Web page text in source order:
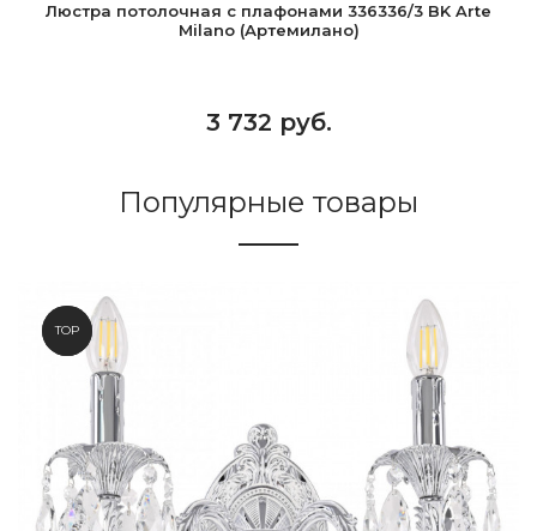
Люстра потолочная с плафонами 336336/3 BK Arte
Milano (Артемилано)
3 732 руб.
Популярные товары
NEW
TOP